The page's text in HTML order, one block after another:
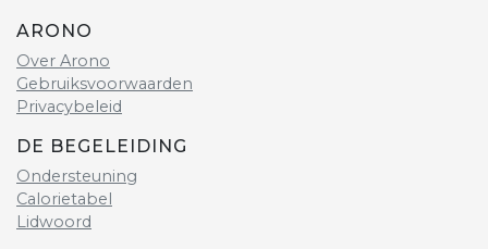
ARONO
Over Arono
Gebruiksvoorwaarden
Privacybeleid
DE BEGELEIDING
Ondersteuning
Calorietabel
Lidwoord